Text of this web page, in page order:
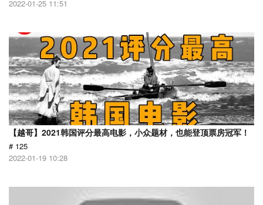
2022-01-25 11:51
【越哥】2021韩国评分最高电影，小众题材，也能登顶票房冠军！
# 125
2022-01-19 10:28